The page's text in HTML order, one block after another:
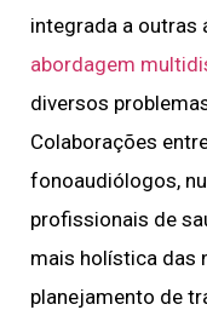
integrada a outras
abordagem
diversos
Colaborações
fonoaudiólogos,
profissionais de
mais holística das
planejamento de